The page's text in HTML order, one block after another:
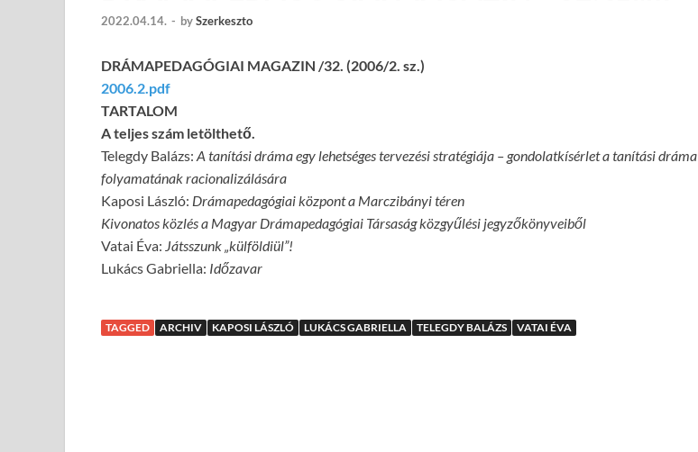
2022.04.14. - bySzerkeszto
DRÁMAPEDAGÓGIAI MAGAZIN /32. (2006/2. sz.)
2006.2.pdf
TARTALOM
A teljes szám letölthető.
Telegdy Balázs: A tanítási dráma egy lehetséges tervezési stratégiája – gondolatkísérlet a tanítási dráma
folyamatának racionalizálására
Kaposi László: Drámapedagógiai központ a Marczibányi téren
Kivonatos közlés a Magyar Drámapedagógiai Társaság közgyűlési jegyzőkönyveiből
Vatai Éva: Játsszunk „külföldiül”!
Lukács Gabriella: Időzavar
TAGGED ARCHIV KAPOSI LÁSZLÓ LUKÁCS GABRIELLA TELEGDY BALÁZS VATAI ÉVA